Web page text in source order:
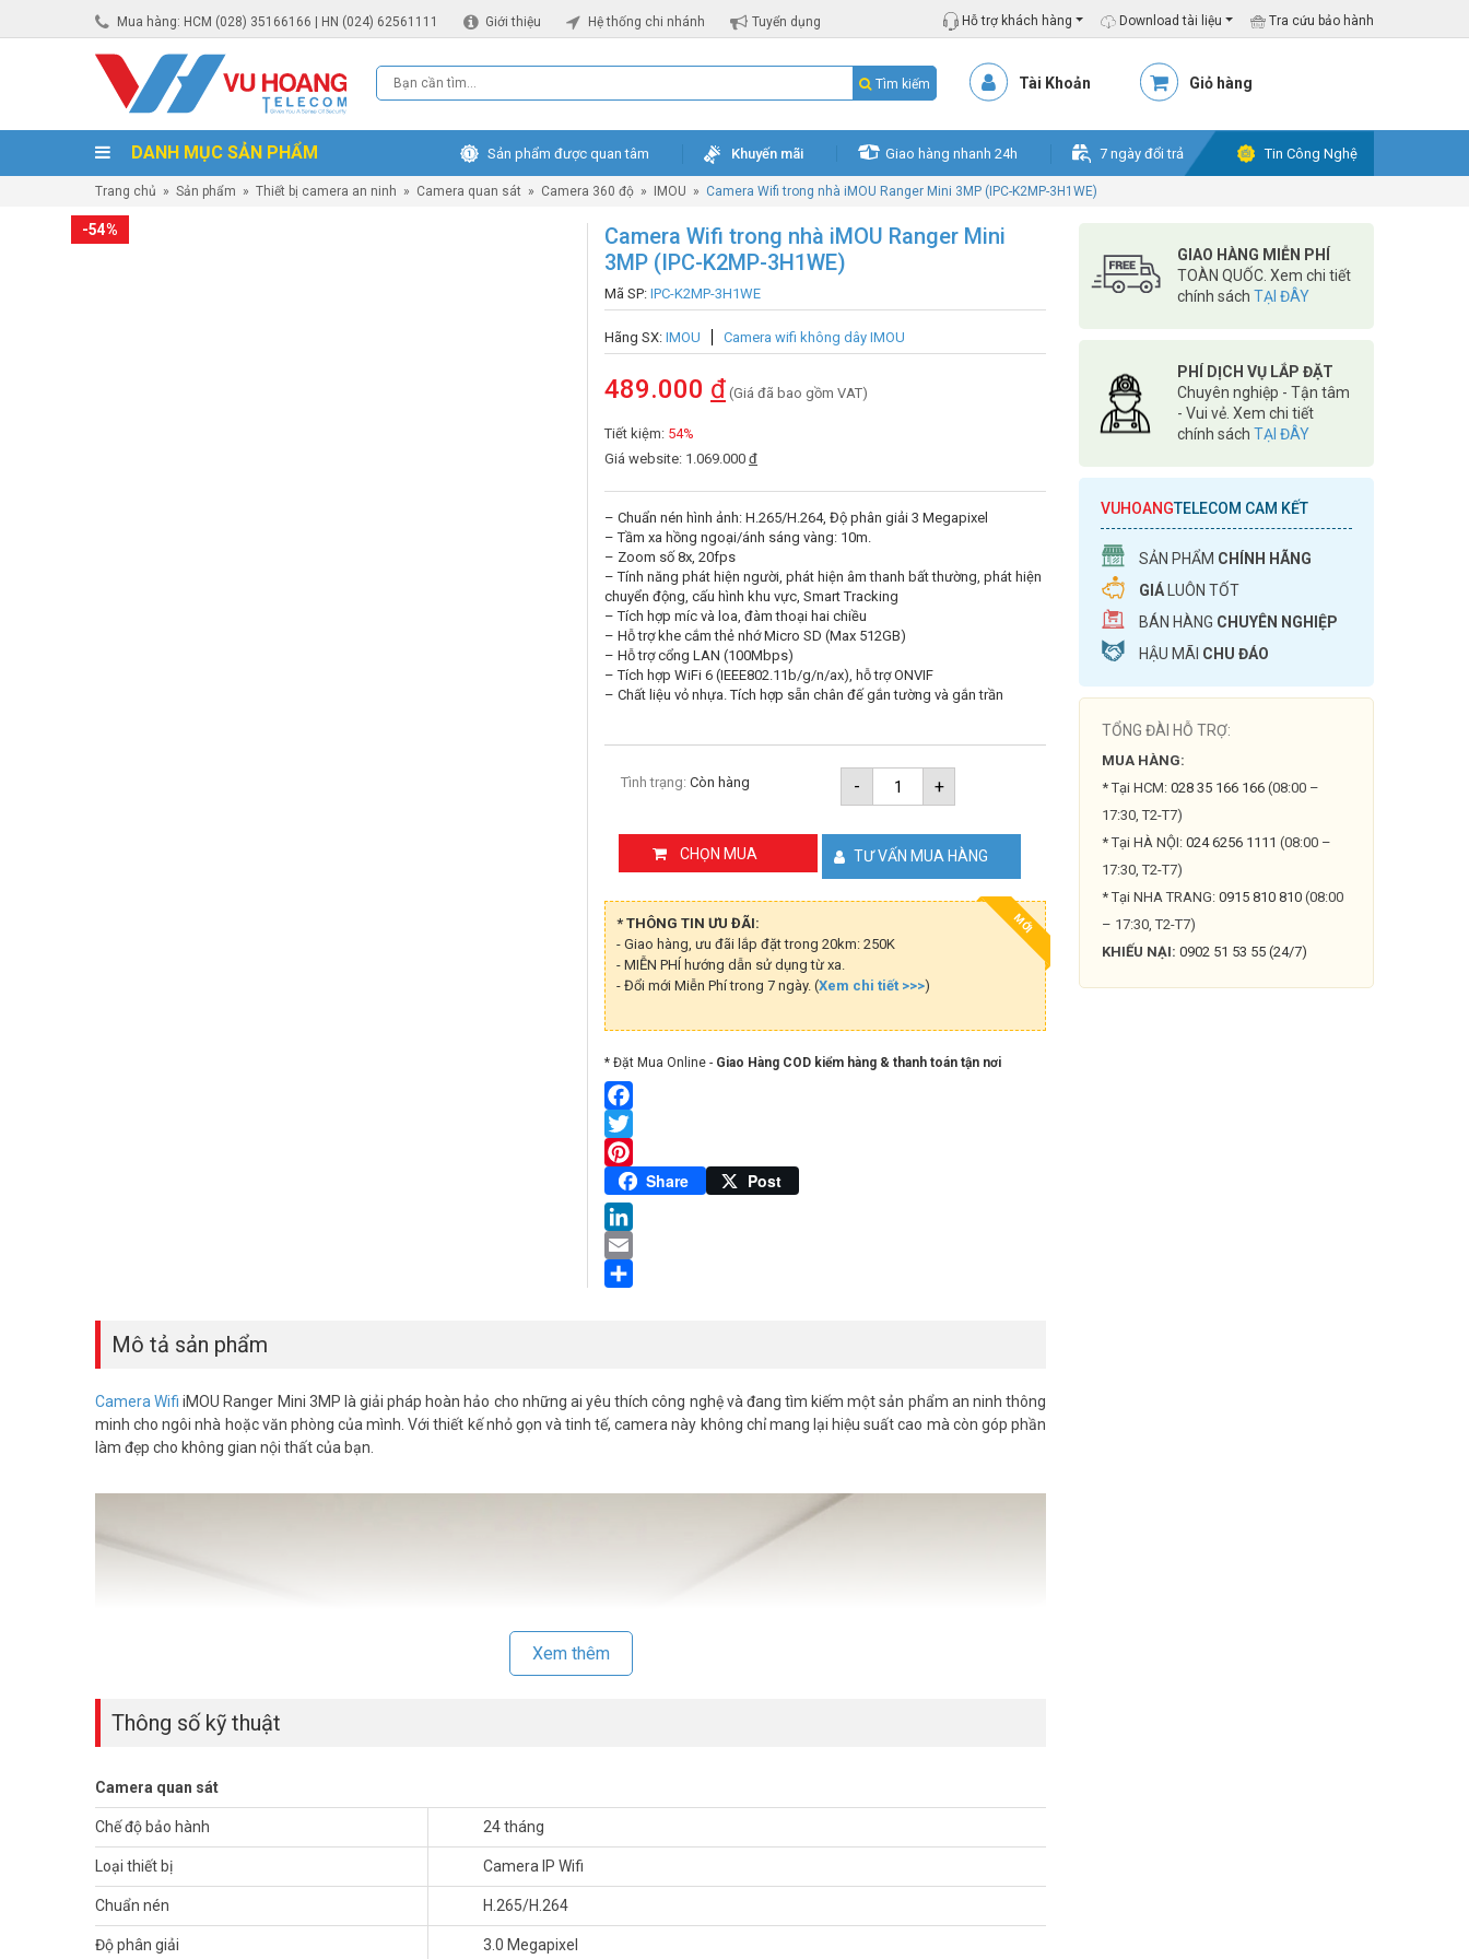
Mua hàng: HCM (028) 35166166 | HN (024) 62561111 Giới thiệu Hệ thống chi nhánh Tuyển dụng Hỗ trợ khách hàng Download tài liệu Tra cứu bảo hành
Tìm kiếm Tài Khoản Giỏ hàng
DANH MỤC SẢN PHẨM Sản phẩm được quan tâm Khuyến mãi Giao hàng nhanh 24h 7 ngày đổi trả Tin Công Nghệ
Trang chủ » Sản phẩm » Thiết bị camera an ninh » Camera quan sát » Camera 360 độ » IMOU » Camera Wifi trong nhà iMOU Ranger Mini 3MP (IPC-K2MP-3H1WE)
-54%
Camera Wifi trong nhà iMOU Ranger Mini
3MP (IPC-K2MP-3H1WE)
Mã SP: IPC-K2MP-3H1WE
Hãng SX: IMOU Camera wifi không dây IMOU
489.000 đ (Giá đã bao gồm VAT)
Tiết kiệm: 54%
Giá website: 1.069.000 đ
– Chuẩn nén hình ảnh: H.265/H.264, Độ phân giải 3 Megapixel
– Tầm xa hồng ngoại/ánh sáng vàng: 10m.
– Zoom số 8x, 20fps
– Tính năng phát hiện người, phát hiện âm thanh bất thường, phát hiện
chuyển động, cấu hình khu vực, Smart Tracking
– Tích hợp míc và loa, đàm thoại hai chiều
– Hỗ trợ khe cắm thẻ nhớ Micro SD (Max 512GB)
– Hỗ trợ cổng LAN (100Mbps)
– Tích hợp WiFi 6 (IEEE802.11b/g/n/ax), hỗ trợ ONVIF
– Chất liệu vỏ nhựa. Tích hợp sẵn chân đế gắn tường và gắn trần
-
Camera
Wifi
trong
iMOU
Ranger
Mini
3MP
lượng
+
Tình trạng: Còn hàng
CHỌN MUA TƯ VẤN MUA HÀNG
MỚI
* THÔNG TIN ƯU ĐÃI:
- Giao hàng, ưu đãi lắp đặt trong 20km: 250K
- MIỄN PHÍ hướng dẫn sử dụng từ xa.
- Đổi mới Miễn Phí trong 7 ngày. (Xem chi tiết >>>)
* Đặt Mua Online - Giao Hàng COD kiểm hàng & thanh toán tận nơi
Facebook
Twitter
Pinterest
Share Post
LinkedIn
Email
Mô tả sản phẩm
Camera Wifi iMOU Ranger Mini 3MP là giải pháp hoàn hảo cho những ai yêu thích công nghệ và đang tìm kiếm một sản phẩm an ninh thông
minh cho ngôi nhà hoặc văn phòng của mình. Với thiết kế nhỏ gọn và tinh tế, camera này không chỉ mang lại hiệu suất cao mà còn góp phần
làm đẹp cho không gian nội thất của bạn.
Xem thêm
Thông số kỹ thuật
Camera quan sát
Chế độ bảo hành 24 tháng
Loại thiết bị Camera IP Wifi
Chuẩn nén H.265/H.264
Độ phân giải 3.0 Megapixel
GIAO HÀNG MIỄN PHÍ
TOÀN QUỐC. Xem chi tiết
chính sách TẠI ĐÂY
PHÍ DỊCH VỤ LẮP ĐẶT
Chuyên nghiệp - Tận tâm
- Vui vẻ. Xem chi tiết
chính sách TẠI ĐÂY
VUHOANGTELECOM CAM KẾT
SẢN PHẨM CHÍNH HÃNG
GIÁ LUÔN TỐT
BÁN HÀNG CHUYÊN NGHIỆP
HẬU MÃI CHU ĐÁO
TỔNG ĐÀI HỖ TRỢ:
MUA HÀNG:
* Tại HCM: 028 35 166 166 (08:00 –
17:30, T2-T7)
* Tại HÀ NỘI: 024 6256 1111 (08:00 –
17:30, T2-T7)
* Tại NHA TRANG: 0915 810 810 (08:00
– 17:30, T2-T7)
KHIẾU NẠI: 0902 51 53 55 (24/7)